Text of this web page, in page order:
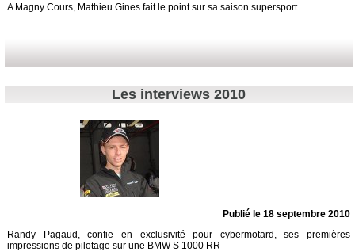
A Magny Cours, Mathieu Gines fait le point sur sa saison supersport
Les interviews 2010
Publié le 18 septembre 2010
Randy Pagaud, confie en exclusivité pour cybermotard, ses premières
impressions de pilotage sur une BMW S 1000 RR